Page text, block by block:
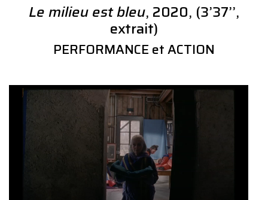
Le milieu est bleu, 2020, (3’37’’,
extrait)
PERFORMANCE et ACTION